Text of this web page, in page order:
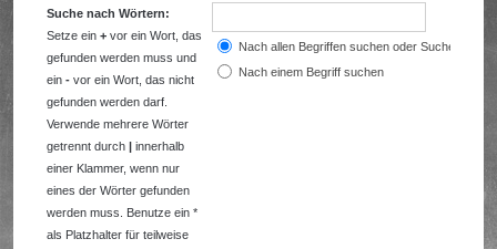
Suche nach Wörtern:
Setze ein+ vor ein Wort, das
gefunden werden muss und
ein- vor ein Wort, das nicht
gefunden werden darf.
Verwende mehrere Wörter
getrennt durch| innerhalb
einer Klammer, wenn nur
eines der Wörter gefunden
werden muss. Benutze ein *
als Platzhalter für teilweise
Nach allen Begriffen suchen oder Suche wie
Nach einem Begriff suchen